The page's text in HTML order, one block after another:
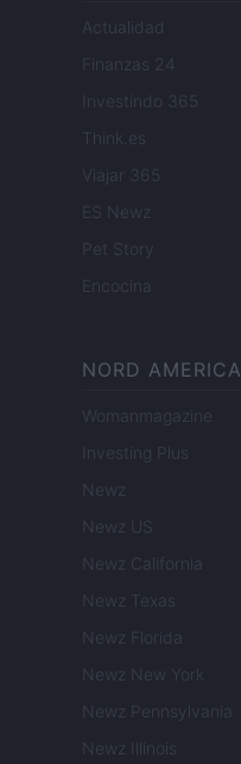
Actualidad
Finanzas 24
Investindo 365
Think.es
Viajar 365
ES Newz
Pet Story
Encocina
NORD AMERICA
Womanmagazine
Investing Plus
Newz
Newz US
Newz California
Newz Texas
Newz Florida
Newz New York
Newz Pennsylvania
Newz Illinois